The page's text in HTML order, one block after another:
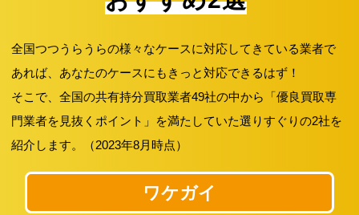
全国つつうらうらの様々なケースに対応してきている業者で
あれば、あなたのケースにもきっと対応できるはず！
そこで、全国の共有持分買取業者49社の中から「優良買取専
門業者を見抜くポイント」を満たしていた選りすぐりの2社を
紹介します。（2023年8月時点）
ワケガイ